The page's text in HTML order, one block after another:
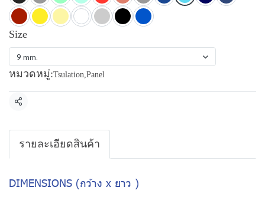
Size
9 mm.
หมวดหมู่:Tsulation,Panel
แชร์
รายละเอียดสินค้า
DIMENSIONS (กว้าง x ยาว )